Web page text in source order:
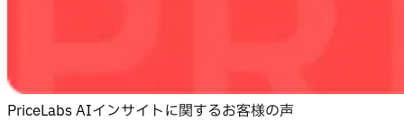
PriceLabs AIインサイトに関するお客様の声